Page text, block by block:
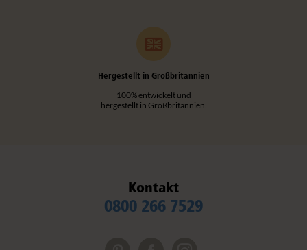
Hergestellt in Großbritannien
100% entwickelt und
hergestellt in Großbritannien.
Kontakt
0800 266 7529